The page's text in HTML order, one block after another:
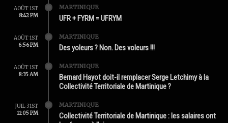
AOÛT 1ST
8:42 PM
MARTINIQUE
UFR + FYRM = UFRYM
AOÛT 1ST
6:56 PM
MARTINIQUE
Des yoleurs ? Non. Des voleurs !!!
AOÛT 1ST
8:35 AM
MARTINIQUE
Bernard Hayot doit-il remplacer Serge Letchimy à la
Collectivité Territoriale de Martinique ?
JUIL 31ST
11:05 PM
MARTINIQUE
Collectivité Territoriale de Martinique : les salaires ont